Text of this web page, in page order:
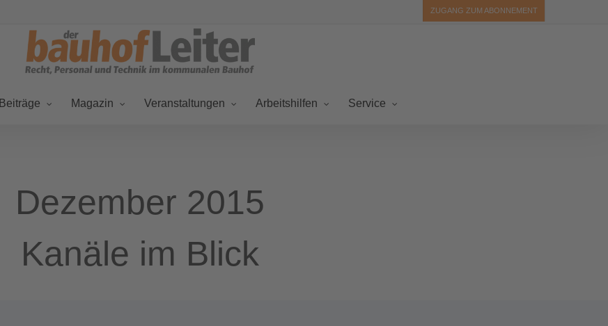
ZUGANG ZUM ABONNEMENT
Beiträge Magazin Veranstaltungen Arbeitshilfen Service
Dezember 2015
Kanäle im Blick